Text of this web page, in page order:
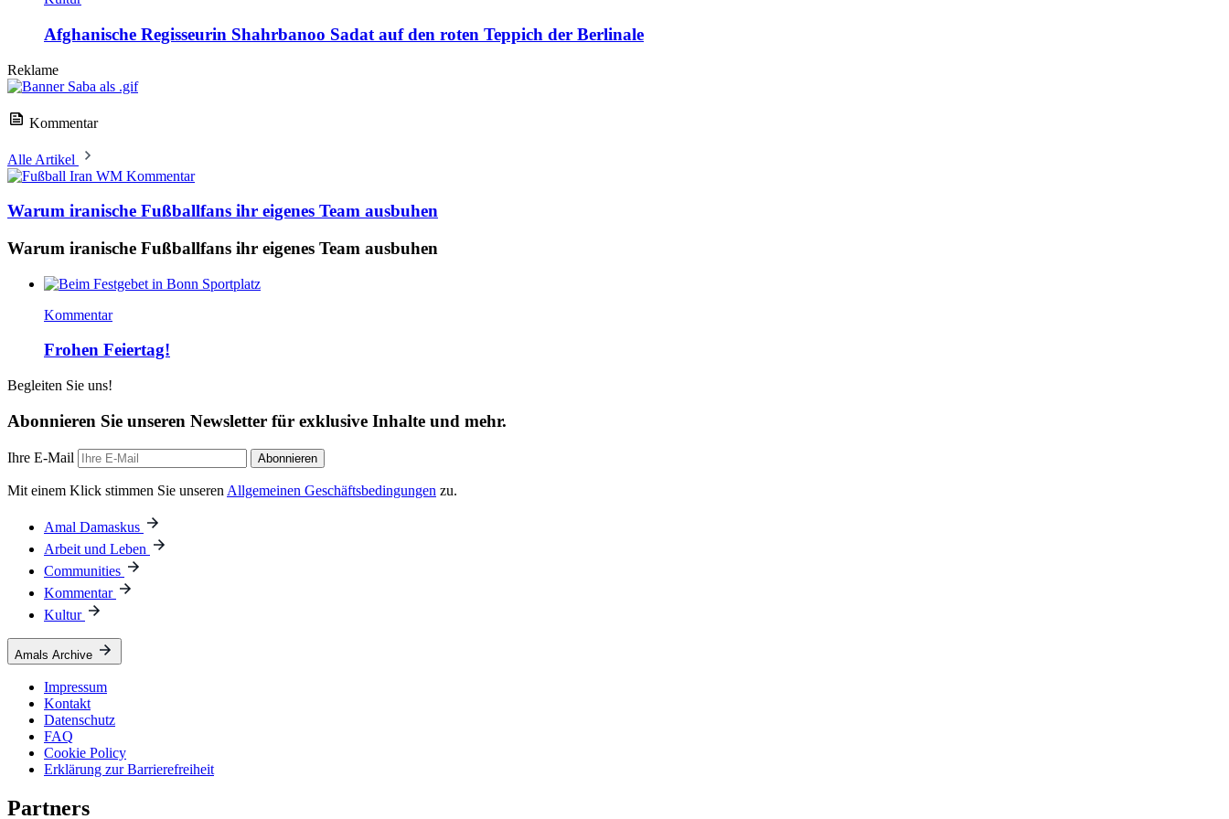
Afghanische Regisseurin Shahrbanoo Sadat auf den roten Teppich der Berlinale
Reklame
Kommentar
Alle Artikel
Kommentar
Warum iranische Fußballfans ihr eigenes Team ausbuhen
Warum iranische Fußballfans ihr eigenes Team ausbuhen
Kommentar
Frohen Feiertag!
Begleiten Sie uns!
Abonnieren Sie unseren Newsletter für exklusive Inhalte und mehr.
Ihre E-Mail Abonnieren
Mit einem Klick stimmen Sie unseren Allgemeinen Geschäftsbedingungen zu.
Amal Damaskus
Arbeit und Leben
Communities
Kommentar
Kultur
Amals Archive
Impressum
Kontakt
Datenschutz
FAQ
Cookie Policy
Erklärung zur Barrierefreiheit
Partners